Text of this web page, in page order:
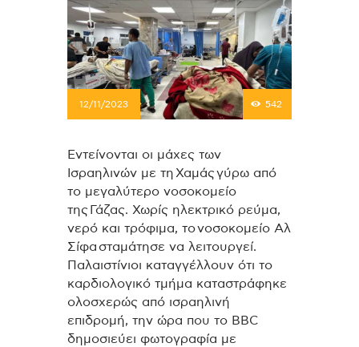
12/11/2023 542
Εντείνονται οι μάχες των
Ισραηλινών με τη Χαμάς γύρω από
το μεγαλύτερο νοσοκομείο
της Γάζας. Χωρίς ηλεκτρικό ρεύμα,
νερό και τρόφιμα, το νοσοκομείο Αλ
Σίφα σταμάτησε να λειτουργεί.
Παλαιστίνιοι καταγγέλλουν ότι το
καρδιολογικό τμήμα καταστράφηκε
ολοσχερώς από ισραηλινή
επιδρομή, την ώρα που το BBC
δημοσιεύει φωτογραφία με